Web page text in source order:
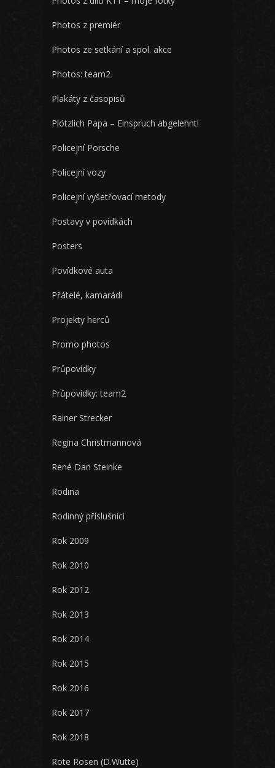
Photos z premiér
Photos ze setkání a spol. akce
Photos: team2
Plakáty z časopisů
Plötzlich Papa – Einspruch abgelehnt!
Policejní Porsche
Policejní vozy
Policejní vyšetřovací metody
Postavy v povídkách
Posters
Povídkové auta
Přátelé, kamarádi
Projekty herců
Promo photos
Průpovídky
Průpovídky: team2
Rainer Strecker
Regina Christmannová
René Dan Steinke
Rodina
Rodinný příslušníci
Rok 2009
Rok 2010
Rok 2012
Rok 2013
Rok 2014
Rok 2015
Rok 2016
Rok 2017
Rok 2018
Rote Rosen (D.Wutte)